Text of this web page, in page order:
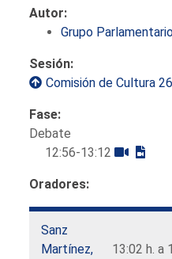
Autor:
Grupo
Sesión:
Comisión de Cultura
Fase:
Debate
12:56-13:12
Oradores:
Sanz
Martínez,
13:02 h. a